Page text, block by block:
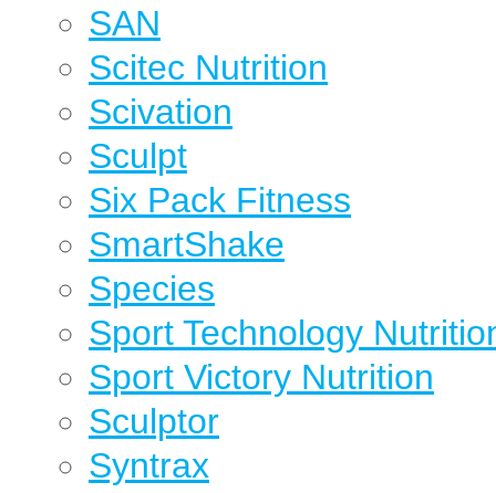
SAN
Scitec Nutrition
Scivation
Sculpt
Six Pack Fitness
SmartShake
Species
Sport Technology
Sport Victory Nutrition
Sculptor
Syntrax